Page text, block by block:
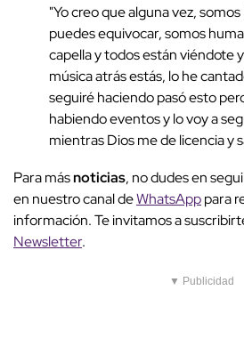
"Yo creo que alguna vez,
puedes equivocar, somos
capella y todos están viéndote
música atrás estás, lo he
seguiré haciendo pasó esto
habiendo eventos y lo voy a
mientras Dios me de licencia y
Para másnoticias, no dudes en
en nuestro canal deWhatsApppara
información. Te invitamos a
Newsletter.
▼ Publicidad